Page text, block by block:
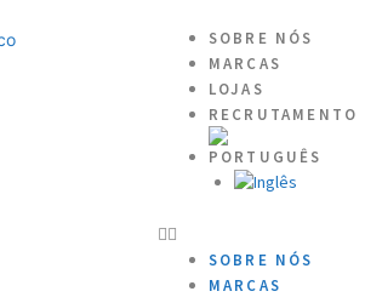
SOBRE NÓS
MARCAS
LOJAS
RECRUTAMENTO
SOBRE NÓS
MARCAS